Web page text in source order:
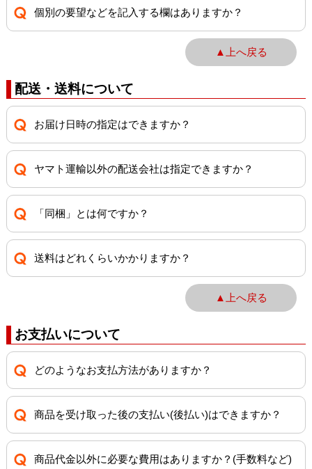
個別の要望などを記入する欄はありますか？
▲上へ戻る
配送・送料について
お届け日時の指定はできますか？
ヤマト運輸以外の配送会社は指定できますか？
「同梱」とは何ですか？
送料はどれくらいかかりますか？
▲上へ戻る
お支払いについて
どのようなお支払方法がありますか？
商品を受け取った後の支払い(後払い)はできますか？
商品代金以外に必要な費用はありますか？(手数料など)